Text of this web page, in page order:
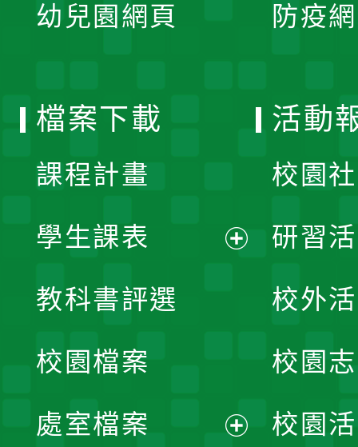
幼兒園網頁 防疫
檔案下載
課程計畫
學生課表
單
教科書評選
校園檔案
處室檔案
活動
校園
研習
校外
校園
校園